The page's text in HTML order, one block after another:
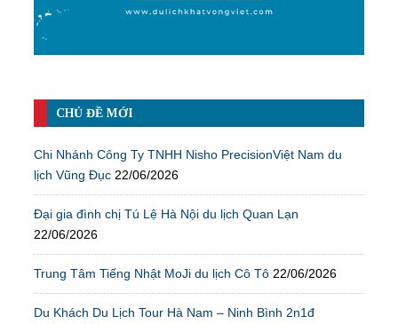
CHỦ ĐỀ MỚI
Chi Nhánh Công Ty TNHH Nisho PrecisionViệt Nam du
lịch Vũng Đục 22/06/2026
Đại gia đình chị Tú Lệ Hà Nội du lịch Quan Lạn
22/06/2026
Trung Tâm Tiếng Nhật MoJi du lịch Cô Tô 22/06/2026
Du Khách Du Lịch Tour Hà Nam – Ninh Bình 2n1đ